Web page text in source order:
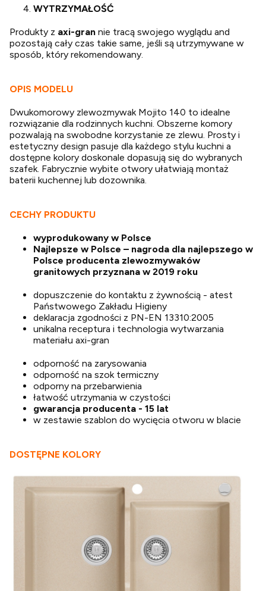
WYTRZYMAŁOŚĆ
Produkty z axi-gran nie tracą swojego wyglądu and
pozostają cały czas takie same, jeśli są utrzymywane w
sposób, który rekomendowany.
OPIS MODELU
Dwukomorowy zlewozmywak Mojito 140 to idealne
rozwiązanie dla rodzinnych kuchni. Obszerne komory
pozwalają na swobodne korzystanie ze zlewu. Prosty i
estetyczny design pasuje dla każdego stylu kuchni a
dostępne kolory doskonale dopasują się do wybranych
szafek. Fabrycznie wybite otwory ułatwiają montaż
baterii kuchennej lub dozownika.
CECHY PRODUKTU
wyprodukowany w Polsce
Najlepsze w Polsce – nagroda dla najlepszego w
Polsce producenta zlewozmywaków
granitowych przyznana w 2019 roku
dopuszczenie do kontaktu z żywnością - atest
Państwowego Zakładu Higieny
deklaracja zgodności z PN-EN 13310:2005
unikalna receptura i technologia wytwarzania
materiału axi-gran
odporność na zarysowania
odporność na szok termiczny
odporny na przebarwienia
łatwość utrzymania w czystości
gwarancja producenta - 15 lat
w zestawie szablon do wycięcia otworu w blacie
DOSTĘPNE KOLORY